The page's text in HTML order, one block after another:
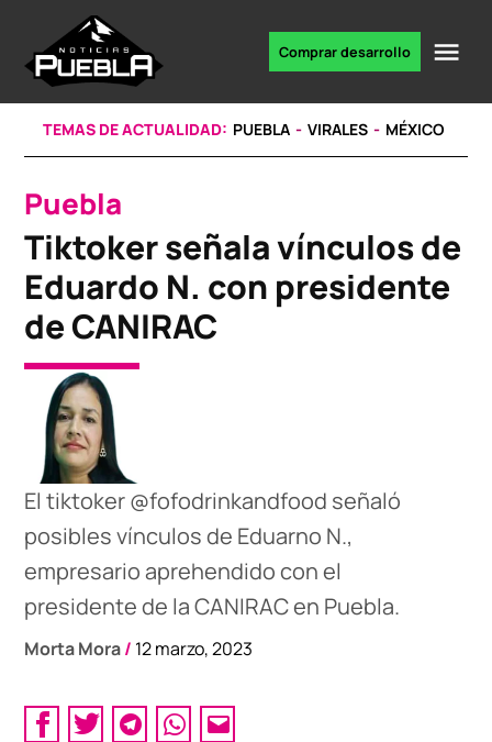
content
noticias
Comprar desarrollo
TEMAS DE ACTUALIDAD: PUEBLA VIRALES MÉXICO
POSTED
IN
Puebla
Tiktoker señala vínculos de
Eduardo N. con presidente
de CANIRAC
El tiktoker @fofodrinkandfood señaló
posibles vínculos de Eduarno N.,
empresario aprehendido con el
presidente de la CANIRAC en Puebla.
Morta Mora/ 12 marzo, 2023